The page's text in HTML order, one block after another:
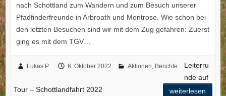
nach Schottland zum Wandern und zum Besuch unserer
Pfadfinderfreunde in Arbroath und Montrose. Wie schon bei
den letzten Besuchen sind wir mit dem Zug gefahren: Zuerst
ging es mit dem TGV…
Lukas P 6. Oktober 2022 Aktionen, Berichte
Leiterru
nde auf
Tour – Schottlandfahrt 2022
weiterlesen